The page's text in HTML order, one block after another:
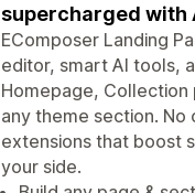
supercharged with
EComposer Landing
editor, smart AI tools,
Homepage, Collection
any theme section.
extensions that boost
your side.